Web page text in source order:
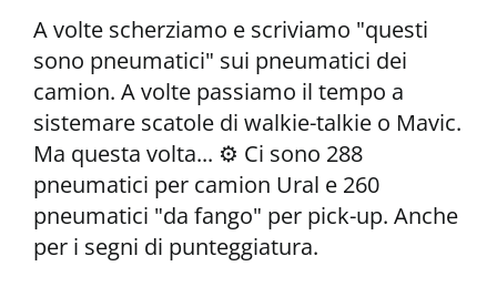
A volte scherziamo e scriviamo "questi
sono pneumatici" sui pneumatici dei
camion. A volte passiamo il tempo a
sistemare scatole di walkie-talkie o Mavic.
Ma questa volta... ⚙️ Ci sono 288
pneumatici per camion Ural e 260
pneumatici "da fango" per pick-up. Anche
per i segni di punteggiatura.